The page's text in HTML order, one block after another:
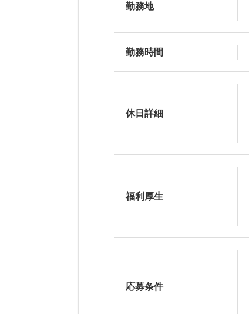
勤務地
勤務時間
休日詳細
福利厚生
応募条件